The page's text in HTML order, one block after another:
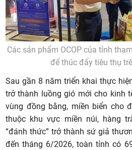
Các sản phẩm OCOP của tỉnh
để thúc đẩy tiêu thụ
Sau gần 8 năm triển khai thực
trở thành luồng gió mới cho kinh
vùng đồng bằng, miền biển cho
thuộc khu vực miền núi, hàng
“đánh thức” trở thành sứ giả
đến tháng 6/2026, toàn tỉnh có